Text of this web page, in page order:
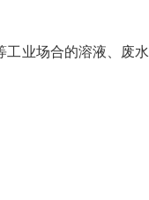
工业场合的溶液、废